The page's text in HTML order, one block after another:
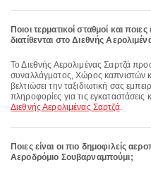
Ποιοι τερματικοί σταθμοί και
διατίθενται στο Διεθνής
Το Διεθνής Αερολιμένας Σαρτζά προσφέρει Αναπηρικό αμαξίδιο, Υπηρεσία
συναλλάγματος, Χώρος καπνιστών
βελτιώσει την ταξιδιωτική σας
πληροφορίες για τις εγκαταστάσεις
Διεθνής Αερολιμένας Σαρτζά.
Ποιες είναι οι πιο δημοφιλείς
Αεροδρόμιο Σουβαρναμπούμι;